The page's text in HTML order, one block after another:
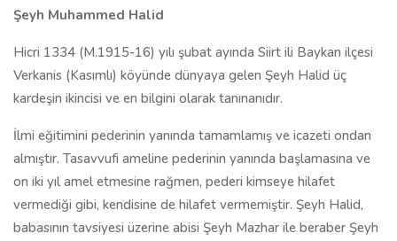
Şeyh Muhammed Halid
Hicri 1334 (M.1915-16) yılı şubat ayında Siirt ili Baykan ilçesi
Verkanis (Kasımlı) köyünde dünyaya gelen Şeyh Halid üç
kardeşin ikincisi ve en bilgini olarak tanınanıdır.
İlmi eğitimini pederinin yanında tamamlamış ve icazeti ondan
almıştır. Tasavvufi ameline pederinin yanında başlamasına ve
on iki yıl amel etmesine rağmen, pederi kimseye hilafet
vermediği gibi, kendisine de hilafet vermemiştir. Şeyh Halid,
babasının tavsiyesi üzerine abisi Şeyh Mazhar ile beraber Şeyh